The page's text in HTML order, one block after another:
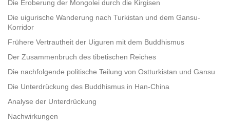
Die Eroberung der Mongolei durch die Kirgisen
Die uigurische Wanderung nach Turkistan und dem Gansu-
Korridor
Frühere Vertrautheit der Uiguren mit dem Buddhismus
Der Zusammenbruch des tibetischen Reiches
Die nachfolgende politische Teilung von Ostturkistan und Gansu
Die Unterdrückung des Buddhismus in Han-China
Analyse der Unterdrückung
Nachwirkungen